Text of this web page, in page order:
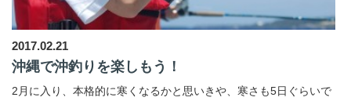
2017.02.21
沖縄で沖釣りを楽しもう！
2月に入り、本格的に寒くなるかと思いきや、寒さも5日ぐらいで